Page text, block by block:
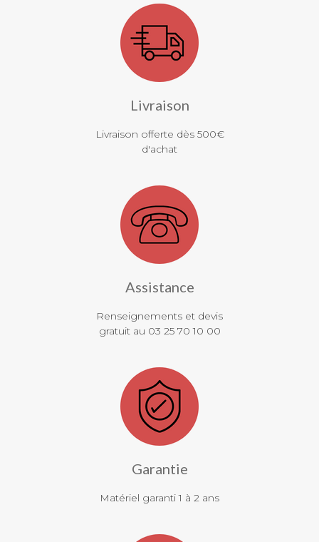
Livraison
Livraison offerte dès 500€
d'achat
Assistance
Renseignements et devis
gratuit au 03 25 70 10 00
Garantie
Matériel garanti 1 à 2 ans